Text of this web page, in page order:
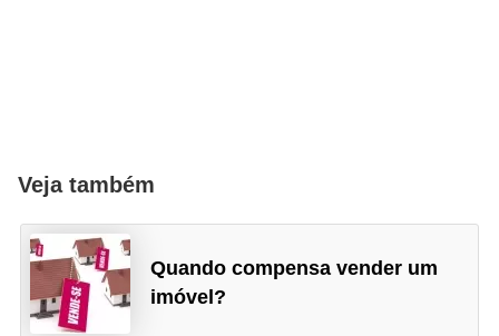
Veja também
Quando compensa vender um
imóvel?
s
t
o
d
e